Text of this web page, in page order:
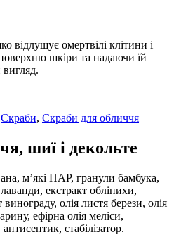
відлущує омертвілі клітини і
шкіри та надаючи їй
Скраби, Скраби для обличчя
шиї і декольте
м’які ПАР, гранули бамбука,
екстракт обліпихи,
винограду, олія листя берези, олія
ефірна олія меліси,
стабілізатор.